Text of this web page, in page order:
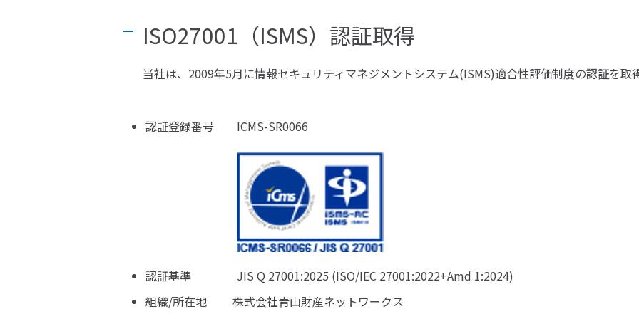
ISO27001（ISMS）認証取得
当社は、2009年5月に情報セキュリティマネジメントシステム(ISMS)適合性評価制度の認証を取
認証登録番号 ICMS-SR0066
認証基準 JIS Q 27001:2025 (ISO/IEC 27001:2022+Amd 1:2024)
組織/所在地 株式会社青山財産ネットワークス